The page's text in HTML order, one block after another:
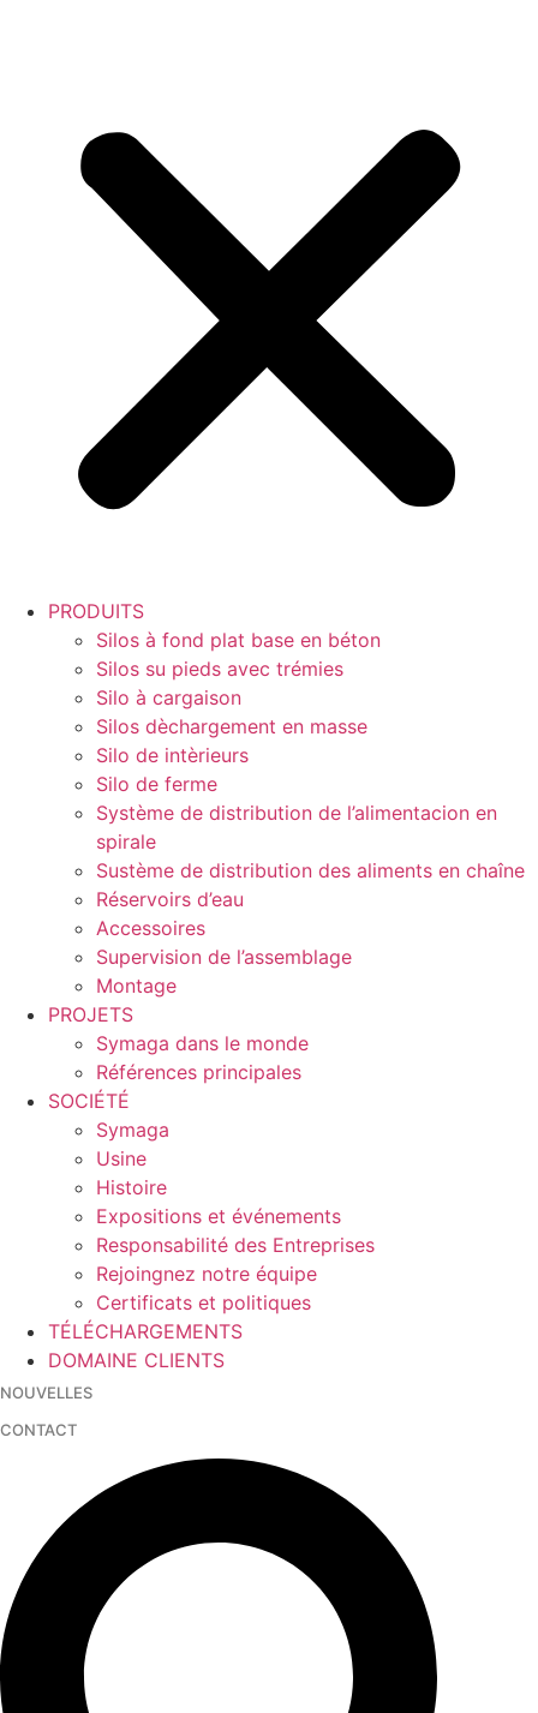
PRODUITS
Silos à fond plat base en béton
Silos su pieds avec trémies
Silo à cargaison
Silos dèchargement en masse
Silo de intèrieurs
Silo de ferme
Système de distribution de l’alimentacion en
spirale
Sustème de distribution des aliments en chaîne
Réservoirs d’eau
Accessoires
Supervision de l’assemblage
Montage
PROJETS
Symaga dans le monde
Références principales
SOCIÉTÉ
Symaga
Usine
Histoire
Expositions et événements
Responsabilité des Entreprises
Rejoingnez notre équipe
Certificats et politiques
TÉLÉCHARGEMENTS
DOMAINE CLIENTS
NOUVELLES
CONTACT